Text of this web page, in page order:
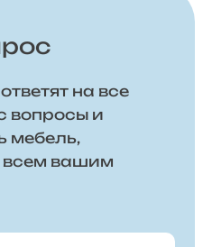
на все
вопросы и
мебель,
всем вашим